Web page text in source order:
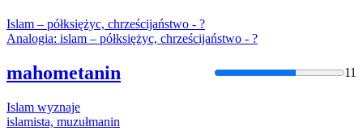
Islam – półksiężyc, chrześcijaństwo - ?
Analogia: islam – półksiężyc, chrześcijaństwo - ?
mahometanin 11
Islam wyznaje
islamista, muzułmanin